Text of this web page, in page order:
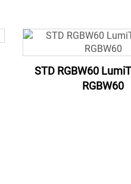
STD RGBW60
RGBW60